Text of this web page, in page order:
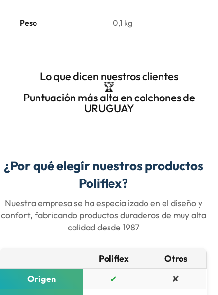
Peso 0,1 kg
Lo que dicen nuestros clientes
🏆
Puntuación más alta en colchones de
URUGUAY
¿Por qué elegír nuestros productos
Poliflex?
Nuestra empresa se ha especializado en el diseño y
confort, fabricando productos duraderos de muy alta
calidad desde 1987​
Poliflex
Otros
Origen
✔
✘